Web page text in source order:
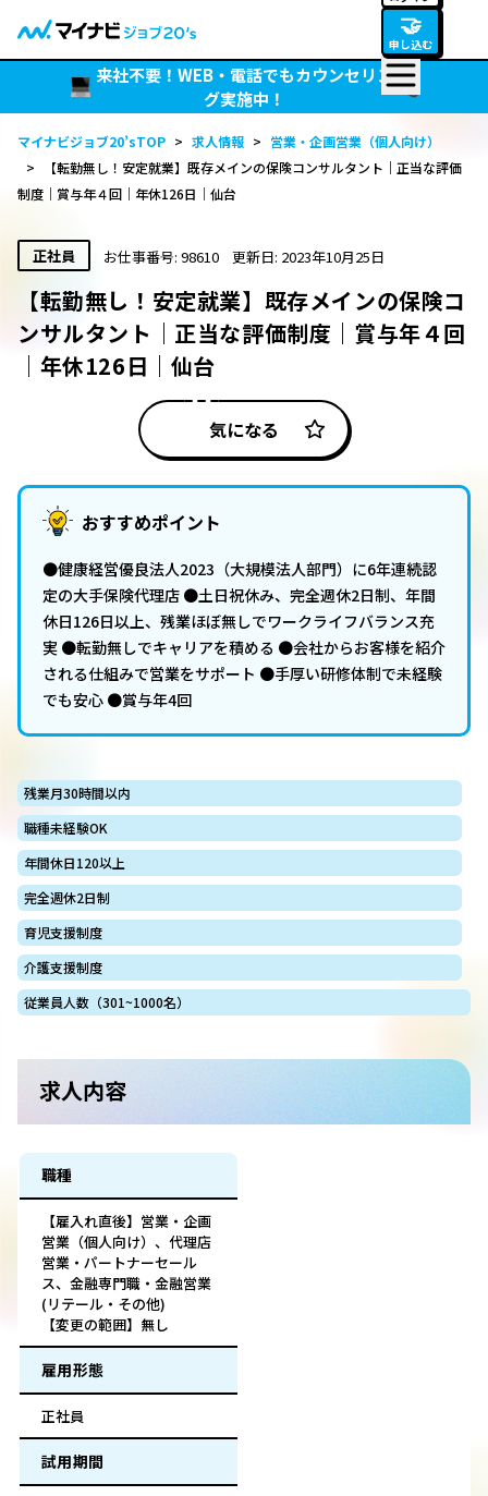
🤝
申し込む
来社不要！WEB・電話でもカウンセリン
グ実施中！
マイナビジョブ20’sTOP > 求人情報 > 営業・企画営業（個人向け）
>
【転勤無し！安定就業】既存メインの保険コンサルタント｜正当な評価
制度｜賞与年４回｜年休126日｜仙台
正社員 お仕事番号: 98610 更新日: 2023年10月25日
【転勤無し！安定就業】既存メインの保険コ
ンサルタント｜正当な評価制度｜賞与年４回
｜年休126日｜仙台
気になる
おすすめポイント
●健康経営優良法人2023（大規模法人部門）に6年連続認
定の大手保険代理店 ●土日祝休み、完全週休2日制、年間
休日126日以上、残業ほぼ無しでワークライフバランス充
実 ●転勤無しでキャリアを積める ●会社からお客様を紹介
される仕組みで営業をサポート ●手厚い研修体制で未経験
でも安心 ●賞与年4回
残業月30時間以内
職種未経験OK
年間休日120以上
完全週休2日制
育児支援制度
介護支援制度
従業員人数（301~1000名）
求人内容
職種
【雇入れ直後】営業・企画
営業（個人向け）、代理店
営業・パートナーセール
ス、金融専門職・金融営業
(リテール・その他)
【変更の範囲】無し
雇用形態
正社員
試用期間